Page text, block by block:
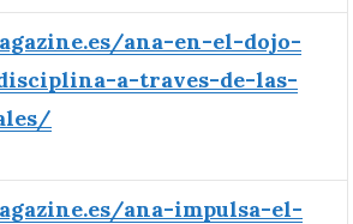
ana-en-el-dojo-
a-traves-de-las-
ana-impulsa-el-